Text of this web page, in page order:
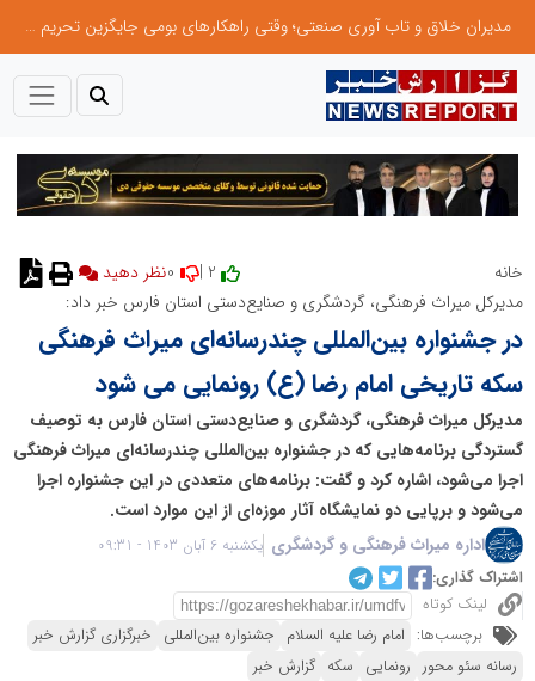
مدیران خلاق و تاب آوری صنعتی؛ وقتی راهکارهای بومی جایگزین تحریم میشود
خانه
نظر دهید
مدیرکل میراث فرهنگی، گردشگری و صنایع‌دستی استان فارس خبر داد:
در جشنواره بین‌المللی چندرسانه‌ای میراث فرهنگی
سکه تاریخی امام رضا (ع) رونمایی می شود
مدیرکل میراث فرهنگی، گردشگری و صنایع‌دستی استان فارس به توصیف
گستردگی برنامه‌هایی که در جشنواره بین‌المللی چندرسانه‌ای میراث فرهنگی
اجرا می‌شود، اشاره کرد و گفت: برنامه‌های متعددی در این جشنواره اجرا
می‌شود و برپایی دو نمایشگاه آثار موزه‌ای از این موارد است‌.
اداره میراث فرهنگی و گردشگری یکشنبه 6 آبان 1403 - 09:31
اشتراک گذاری:
لینک کوتاه
برچسب‌ها: امام رضا علیه السلام جشنواره بین‌المللی خبرگزاری گزارش خبر
رسانه سئو محور رونمایی سکه گزارش خبر